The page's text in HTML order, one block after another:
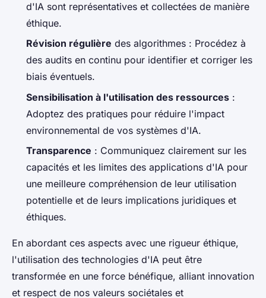
d'IA sont représentatives et collectées de manière
éthique.
Révision régulière des algorithmes : Procédez à
des audits en continu pour identifier et corriger les
biais éventuels.
Sensibilisation à l'utilisation des ressources :
Adoptez des pratiques pour réduire l'impact
environnemental de vos systèmes d'IA.
Transparence : Communiquez clairement sur les
capacités et les limites des applications d'IA pour
une meilleure compréhension de leur utilisation
potentielle et de leurs implications juridiques et
éthiques.
En abordant ces aspects avec une rigueur éthique,
l'utilisation des technologies d'IA peut être
transformée en une force bénéfique, alliant innovation
et respect de nos valeurs sociétales et